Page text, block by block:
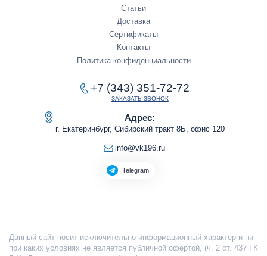
Статьи
Доставка
Сертификаты
Контакты
Политика конфиденциальности
+7 (343) 351-72-72
ЗАКАЗАТЬ ЗВОНОК
Адрес:
г. Екатеринбург, Сибирский тракт 8Б, офис 120
info@vk196.ru
Telegram
Данный сайт носит исключительно информационный характер и ни
при каких условиях не является публичной офертой, (ч. 2 ст. 437 ГК